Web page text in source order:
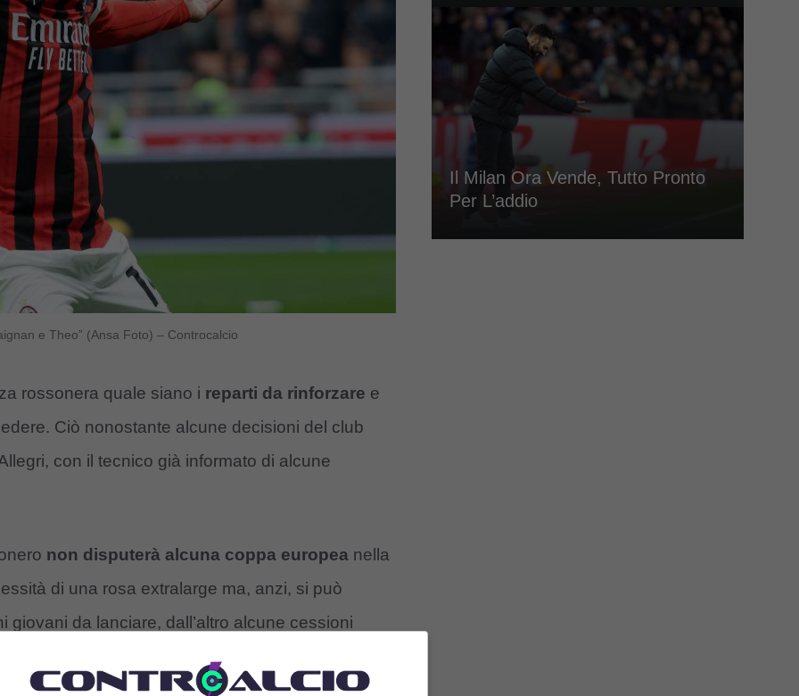
e Theo” (Ansa Foto) – Controcalcio
rossonera quale siano i reparti da rinforzare e
Ciò nonostante alcune decisioni del club
con il tecnico già informato di alcune
non disputerà alcuna coppa europea nella
di una rosa extralarge ma, anzi, si può
giovani da lanciare, dall’altro alcune cessioni
vedrà gli incassi derivanti dalla Champions.
Il Milan Ora Vende, Tutto Pronto
Per L’addio